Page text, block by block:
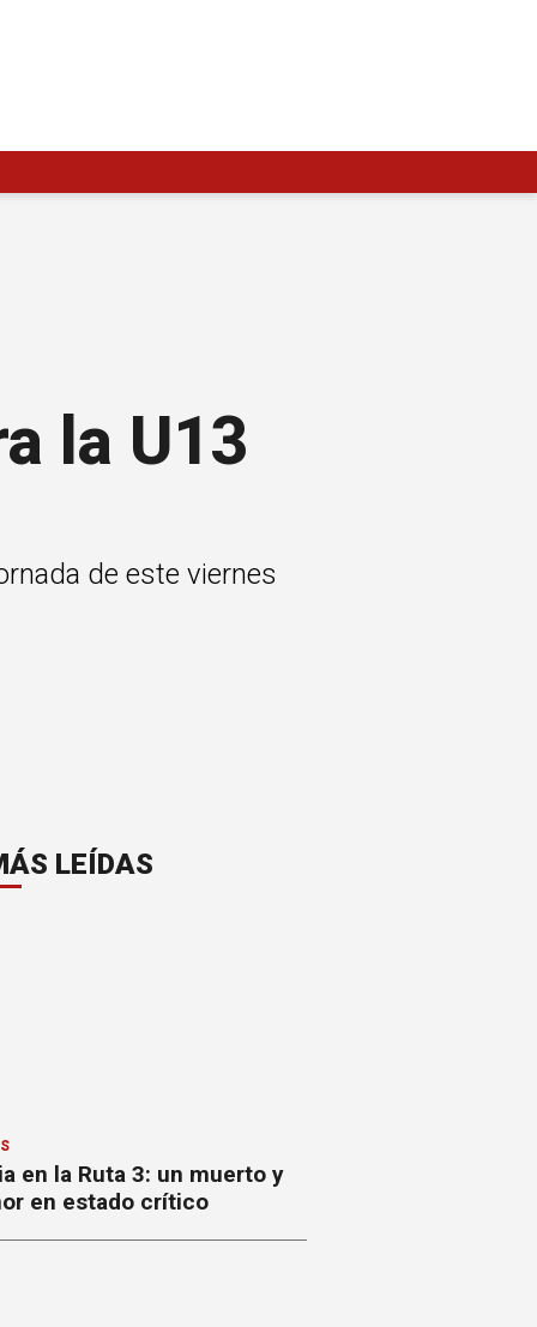
la U13
de este viernes
LEÍDAS
en la Ruta 3: un muerto y
en estado crítico